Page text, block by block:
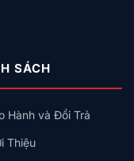
thông minh.
SÁCH
Hành và Đổi Trả
Thiệu